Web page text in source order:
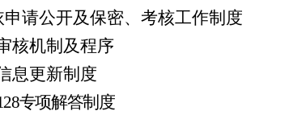
请公开及保密、考核工作制度
核机制及程序
息更新制度
专项解答制度